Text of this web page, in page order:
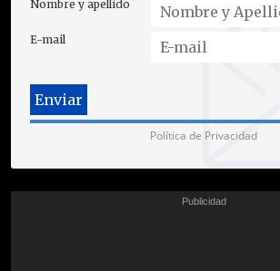
Nombre y apellido
E-mail
Política de Privacidad